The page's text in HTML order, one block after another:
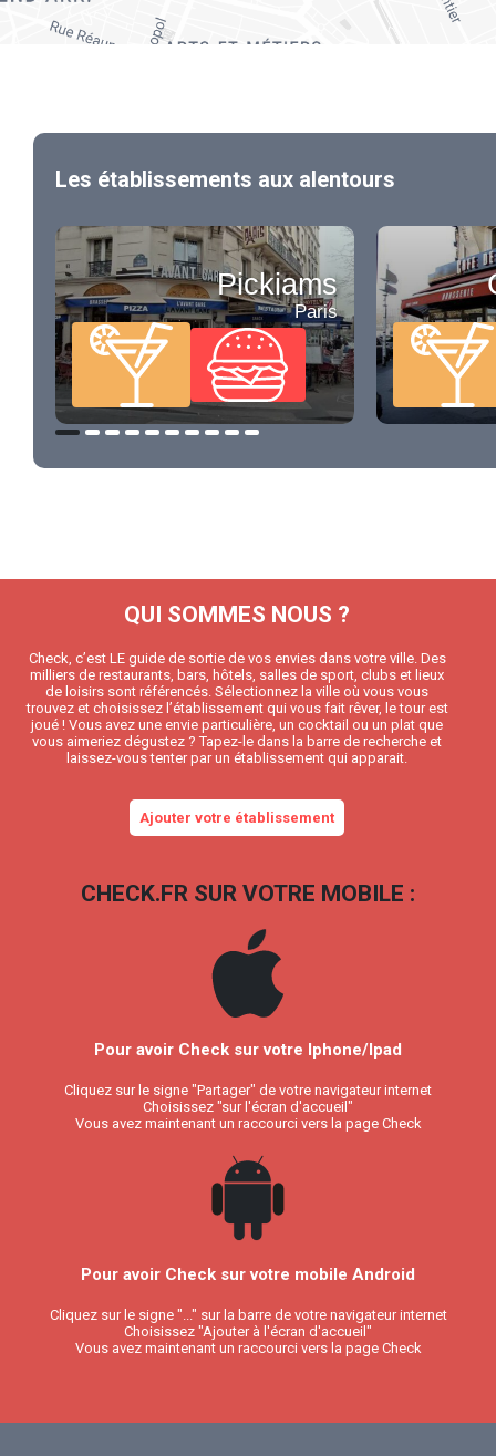
Les établissements aux alentours
Pickiams
Paris
QUI SOMMES NOUS ?
Check, c’est LE guide de sortie de vos envies dans votre ville. Des
milliers de restaurants, bars, hôtels, salles de sport, clubs et lieux
de loisirs sont référencés. Sélectionnez la ville où vous vous
trouvez et choisissez l’établissement qui vous fait rêver, le tour est
joué ! Vous avez une envie particulière, un cocktail ou un plat que
vous aimeriez dégustez ? Tapez-le dans la barre de recherche et
laissez-vous tenter par un établissement qui apparait.
Ajouter votre établissement
CHECK.FR SUR VOTRE MOBILE :
Pour avoir Check sur votre Iphone/Ipad
Cliquez sur le signe "Partager" de votre navigateur internet
Choisissez "sur l'écran d'accueil"
Vous avez maintenant un raccourci vers la page Check
Pour avoir Check sur votre mobile Android
Cliquez sur le signe "..." sur la barre de votre navigateur internet
Choisissez "Ajouter à l'écran d'accueil"
Vous avez maintenant un raccourci vers la page Check